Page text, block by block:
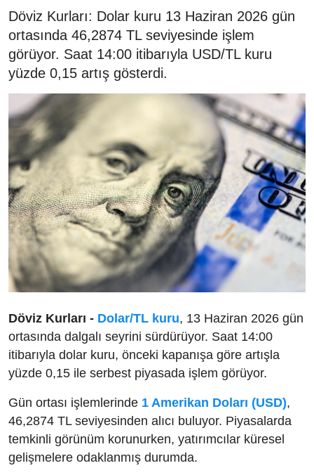
Döviz Kurları: Dolar kuru 13 Haziran 2026 gün
ortasında 46,2874 TL seviyesinde işlem
görüyor. Saat 14:00 itibarıyla USD/TL kuru
yüzde 0,15 artış gösterdi.
Döviz Kurları - Dolar/TL kuru, 13 Haziran 2026 gün
ortasında dalgalı seyrini sürdürüyor. Saat 14:00
itibarıyla dolar kuru, önceki kapanışa göre artışla
yüzde 0,15 ile serbest piyasada işlem görüyor.
Gün ortası işlemlerinde 1 Amerikan Doları (USD),
46,2874 TL seviyesinden alıcı buluyor. Piyasalarda
temkinli görünüm korunurken, yatırımcılar küresel
gelişmelere odaklanmış durumda.